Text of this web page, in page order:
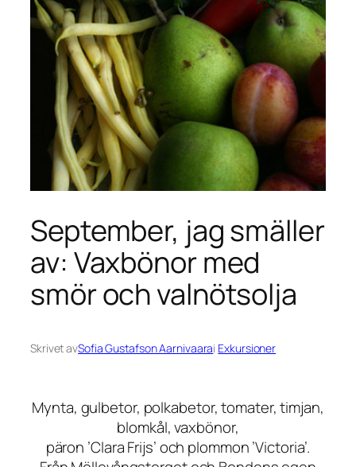
September, jag smäller
av: Vaxbönor med
smör och valnötsolja
Skrivet avSofia Gustafson Aarnivaarai Exkursioner
Mynta, gulbetor, polkabetor, tomater, timjan,
blomkål, vaxbönor,
päron ’Clara Frijs’ och plommon ’Victoria’.